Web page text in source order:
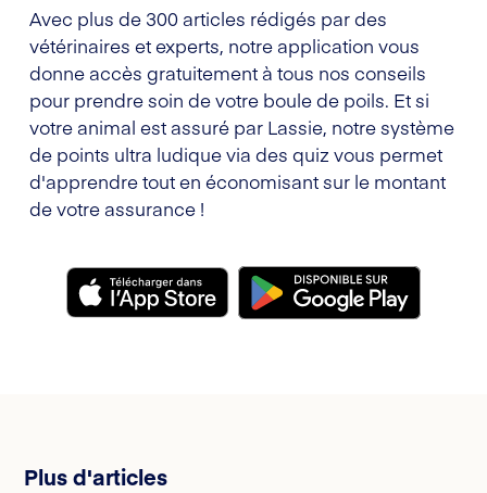
Avec plus de 300 articles rédigés par des
vétérinaires et experts, notre application vous
donne accès gratuitement à tous nos conseils
pour prendre soin de votre boule de poils. Et si
votre animal est assuré par Lassie, notre système
de points ultra ludique via des quiz vous permet
d'apprendre tout en économisant sur le montant
de votre assurance !
Plus d'articles